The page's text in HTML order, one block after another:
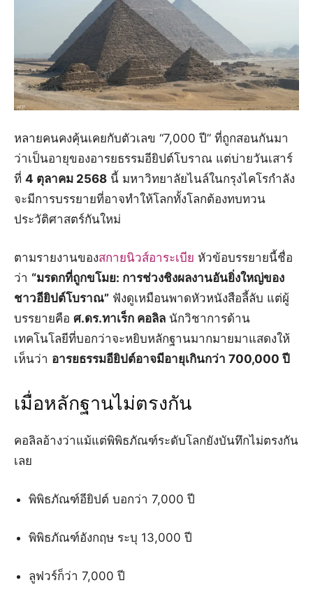
หลายคนคงคุ้นเคยกับตัวเลข “7,000 ปี” ที่ถูกสอนกันมา
ว่าเป็นอายุของอารยธรรมอียิปต์โบราณ แต่บ่ายวันเสาร์
ที่ 4 ตุลาคม 2568 นี้ มหาวิทยาลัยไนล์ในกรุงไคโรกำลัง
จะมีการบรรยายที่อาจทำให้โลกทั้งโลกต้องทบทวน
ประวัติศาสตร์กันใหม่
ตามรายงานของสกายนิวส์อาระเบีย หัวข้อบรรยายนี้ชื่อ
ว่า “มรดกที่ถูกขโมย: การช่วงชิงผลงานอันยิ่งใหญ่ของ
ชาวอียิปต์โบราณ” ฟังดูเหมือนพาดหัวหนังสือลี้ลับ แต่ผู้
บรรยายคือ ศ.ดร.ทาเร็ก คอลิล นักวิชาการด้าน
เทคโนโลยีที่บอกว่าจะหยิบหลักฐานมากมายมาแสดงให้
เห็นว่า อารยธรรมอียิปต์อาจมีอายุเกินกว่า 700,000 ปี
เมื่อหลักฐานไม่ตรงกัน
คอลิลอ้างว่าแม้แต่พิพิธภัณฑ์ระดับโลกยังบันทึกไม่ตรงกัน
เลย
พิพิธภัณฑ์อียิปต์ บอกว่า 7,000 ปี
พิพิธภัณฑ์อังกฤษ ระบุ 13,000 ปี
ลูฟวร์ก็ว่า 7,000 ปี